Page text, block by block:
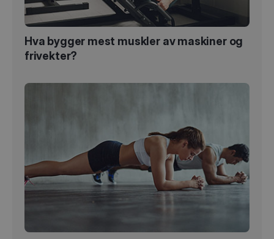
Hva bygger mest muskler av maskiner og
frivekter?